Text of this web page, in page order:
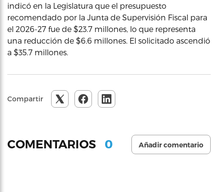
indicó en la Legislatura que el presupuesto
recomendado por la Junta de Supervisión Fiscal para
el 2026-27 fue de $23.7 millones, lo que representa
una reducción de $6.6 millones. El solicitado ascendió
a $35.7 millones.
Compartir
COMENTARIOS 0 Añadir comentario